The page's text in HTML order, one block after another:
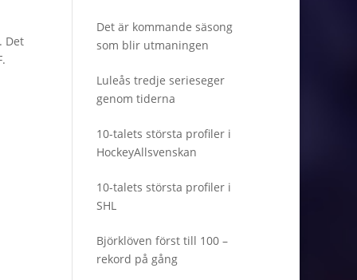
Det
Det är kommande säsong
som blir utmaningen
Luleås tredje serieseger
genom tiderna
10-talets största profiler i
HockeyAllsvenskan
10-talets största profiler i
SHL
Björklöven först till 100 –
rekord på gång